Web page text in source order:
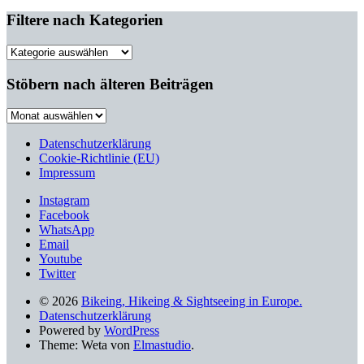
Filtere nach Kategorien
Filtere
Kategorien
Stöbern nach älteren Beiträgen
Stöbern
älteren
Beiträgen
Datenschutzerklärung
Cookie-Richtlinie (EU)
Impressum
Instagram
Facebook
WhatsApp
Email
Youtube
Twitter
© 2026 Bikeing, Hikeing & Sightseeing in Europe.
Datenschutzerklärung
Powered by WordPress
Theme: Weta von Elmastudio.